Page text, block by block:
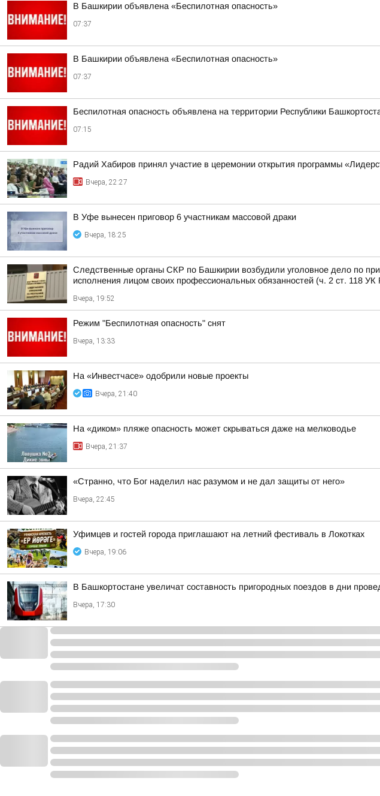
В Башкирии объявлена «Беспилотная опасность»
07:37
В Башкирии объявлена «Беспилотная опасность»
07:37
Беспилотная опасность объявлена на территории Республики
07:15
Радий Хабиров принял участие в церемонии открытия программы
Вчера, 22:27
В Уфе вынесен приговор 6 участникам массовой драки
Вчера, 18:25
Следственные органы СКР по Башкирии возбудили уголовное дело по
исполнения лицом своих профессиональных обязанностей (ч. 2 ст. 118 УК
Вчера, 19:52
Режим "Беспилотная опасность" снят
Вчера, 13:33
На «Инвестчасе» одобрили новые проекты
Вчера, 21:40
На «диком» пляже опасность может скрываться даже на мелководье
Вчера, 21:37
«Странно, что Бог наделил нас разумом и не дал защиты от него»
Вчера, 22:45
Уфимцев и гостей города приглашают на летний фестиваль в Локотках
Вчера, 19:06
В Башкортостане увеличат составность пригородных поездов в дни
Вчера, 17:30